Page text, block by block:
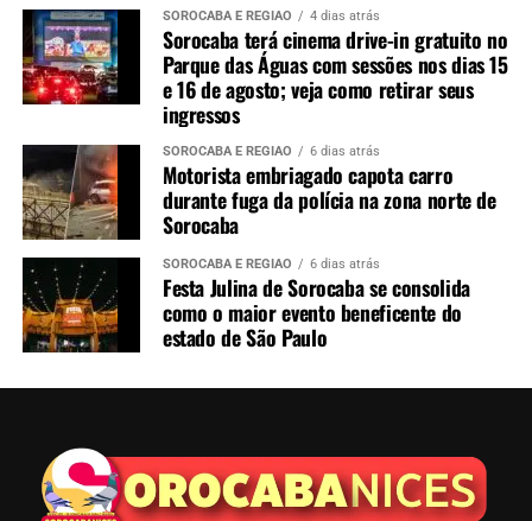
SOROCABA E REGIÃO 4 dias atrás
Sorocaba terá cinema drive-in gratuito no
Parque das Águas com sessões nos dias 15
e 16 de agosto; veja como retirar seus
ingressos
SOROCABA E REGIÃO 6 dias atrás
Motorista embriagado capota carro
durante fuga da polícia na zona norte de
Sorocaba
SOROCABA E REGIÃO 6 dias atrás
Festa Julina de Sorocaba se consolida
como o maior evento beneficente do
estado de São Paulo